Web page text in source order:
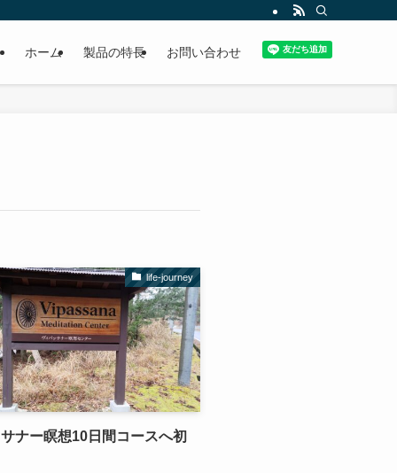
ホーム 製品の特長 お問い合わせ
life-journey
ナー瞑想10日間コースへ初